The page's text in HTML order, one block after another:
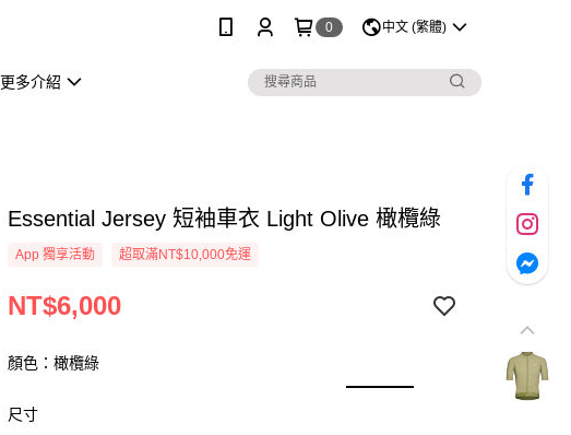
0 中文 (繁體)
更多介紹
Essential Jersey 短袖車衣 Light Olive 橄欖綠
App 獨享活動 超取滿NT$10,000免運
NT$6,000
顏色：橄欖綠
尺寸